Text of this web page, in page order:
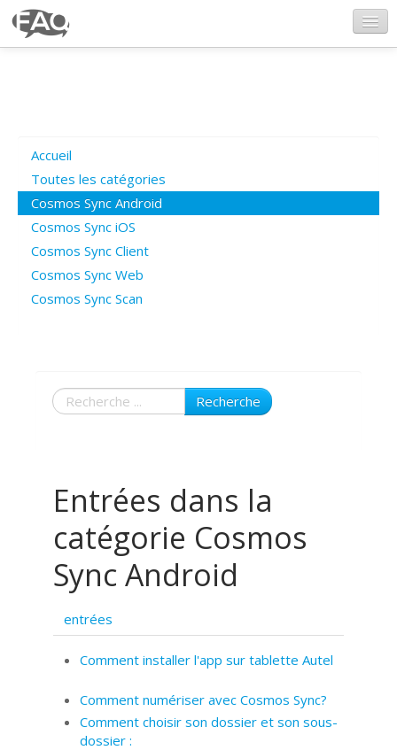
Poser une question
Questions ouvertes
Connexion
Accueil
Toutes les catégories
Cosmos Sync Android
Cosmos Sync iOS
Cosmos Sync Client
Cosmos Sync Web
Cosmos Sync Scan
Recherche
Entrées dans la
catégorie Cosmos
Sync Android
entrées
Comment installer l'app sur tablette Autel
Comment numériser avec Cosmos Sync?
Comment choisir son dossier et son sous-
dossier :